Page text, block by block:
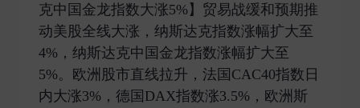
克中国金龙指数大涨5%】贸易战缓和预期推
动美股全线大涨，纳斯达克指数涨幅扩大至
4%，纳斯达克中国金龙指数涨幅扩大至
5%。欧洲股市直线拉升，法国CAC40指数日
内大涨3%，德国DAX指数涨3.5%，欧洲斯